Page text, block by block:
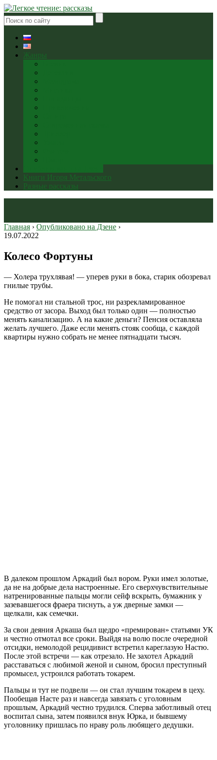
Жанры
Книги Игоря Метальского
Разные рассказы
Главная › Опубликовано на Дзене ›
19.07.2022
Колесо Фортуны
— Холера трухлявая! — уперев руки в бока, старик обозревал
гнилые трубы.
Не помогал ни стальной трос, ни разрекламированное
средство от засора. Выход был только один — полностью
менять канализацию. А на какие деньги? Пенсия оставляла
желать лучшего. Даже если менять стояк сообща, с каждой
квартиры нужно собрать не менее пятнадцати тысяч.
В далеком прошлом Аркадий был вором. Руки имел золотые,
да не на добрые дела настроенные. Его сверхчувствительные
натренированные пальцы могли сейф вскрыть, бумажник у
зазевавшегося фраера тиснуть, а уж дверные замки —
щелкали, как семечки.
За свои деяния Аркаша был щедро «премирован» статьями УК
и честно отмотал все сроки. Выйдя на волю после очередной
отсидки, немолодой рецидивист встретил кареглазую Настю.
После этой встречи — как отрезало. Не захотел Аркадий
расставаться с любимой женой и сыном, бросил преступный
промысел, устроился работать токарем.
Пальцы и тут не подвели — он стал лучшим токарем в цеху.
Пообещав Насте раз и навсегда завязать с уголовным
прошлым, Аркадий честно трудился. Сперва заботливый отец
воспитал сына, затем появился внук Юрка, и бывшему
уголовнику пришлась по нраву роль любящего дедушки.